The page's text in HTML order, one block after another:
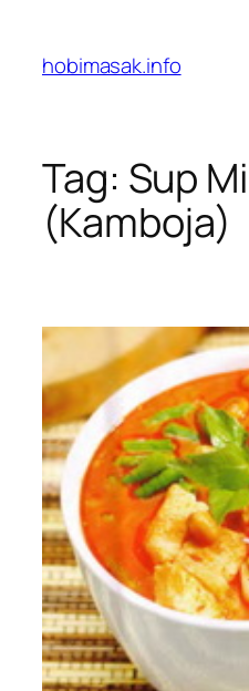
content
hobimasak.info
Tag: Sup
(Kamboja)